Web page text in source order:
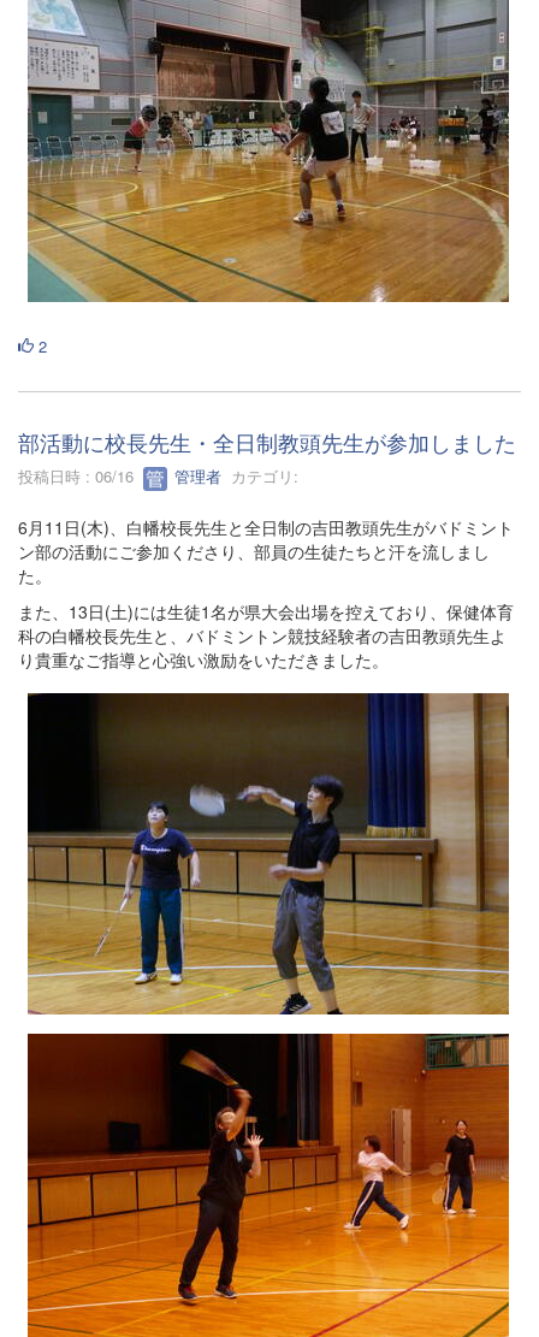
2
部活動に校長先生・全日制教頭先生が参加しました
投稿日時 : 06/16 管理者 カテゴリ:
6月11日(木)、白幡校長先生と全日制の吉田教頭先生がバドミント
ン部の活動にご参加くださり、部員の生徒たちと汗を流しまし
た。
また、13日(土)には生徒1名が県大会出場を控えており、保健体育
科の白幡校長先生と、バドミントン競技経験者の吉田教頭先生よ
り貴重なご指導と心強い激励をいただきました。